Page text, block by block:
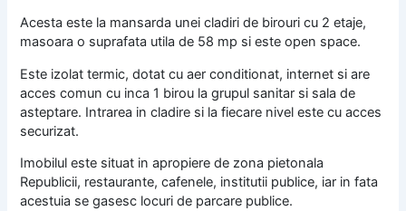
Acesta este la mansarda unei cladiri de birouri cu 2 etaje,
masoara o suprafata utila de 58 mp si este open space.
Este izolat termic, dotat cu aer conditionat, internet si are
acces comun cu inca 1 birou la grupul sanitar si sala de
asteptare. Intrarea in cladire si la fiecare nivel este cu acces
securizat.
Imobilul este situat in apropiere de zona pietonala
Republicii, restaurante, cafenele, institutii publice, iar in fata
acestuia se gasesc locuri de parcare publice.